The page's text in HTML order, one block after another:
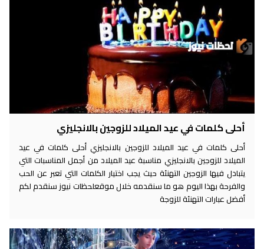
أحلى كلمات في عيد الميلاد للزوجين بالانجليزي
أحلى كلمات في عيد الميلاد للزوجين بالانجليزي أحلى كلمات في عيد
الميلاد للزوجين بالانجليزي مناسبة عيد الميلاد من أجمل المناسبات التي
يتبادل فيها الزوجين التهنئة حيث يجب اختيار الكلمات التي تعبر عن الحب
والفرحة بهذا اليوم هو ما سنقدمه خلال موقعلحظات نيوز سنقدم لكم
أفضل عبارات التهنئة للزوجة